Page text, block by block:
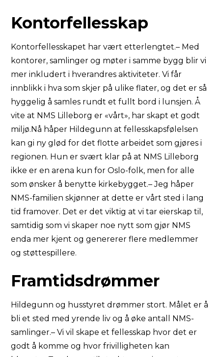
Kontorfellesskap
Kontorfellesskapet har vært etterlengtet.– Med
kontorer, samlinger og møter i samme bygg blir vi
mer inkludert i hverandres aktiviteter. Vi får
innblikk i hva som skjer på ulike flater, og det er så
hyggelig å samles rundt et fullt bord i lunsjen. Å
vite at NMS Lilleborg er «vårt», har skapt et godt
miljø.Nå håper Hildegunn at fellesskapsfølelsen
kan gi ny glød for det flotte arbeidet som gjøres i
regionen. Hun er svært klar på at NMS Lilleborg
ikke er en arena kun for Oslo-folk, men for alle
som ønsker å benytte kirkebygget.– Jeg håper
NMS-familien skjønner at dette er vårt sted i lang
tid framover. Det er det viktig at vi tar eierskap til,
samtidig som vi skaper noe nytt som gjør NMS
enda mer kjent og genererer flere medlemmer
og støttespillere.
Framtidsdrømmer
Hildegunn og husstyret drømmer stort. Målet er å
bli et sted med yrende liv og å øke antall NMS-
samlinger.– Vi vil skape et fellesskap hvor det er
godt å komme og hvor frivilligheten kan